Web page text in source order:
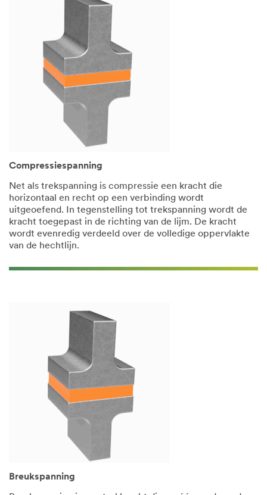
Compressiespanning
Net als trekspanning is compressie een kracht die
horizontaal en recht op een verbinding wordt
uitgeoefend. In tegenstelling tot trekspanning wordt de
kracht toegepast in de richting van de lijm. De kracht
wordt evenredig verdeeld over de volledige oppervlakte
van de hechtlijn.
Breukspanning